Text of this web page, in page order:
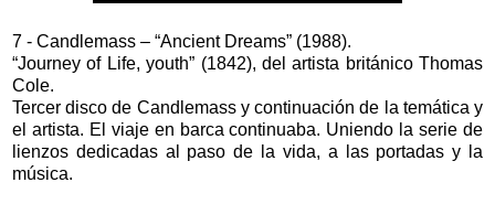
7 - Candlemass – “Ancient Dreams” (1988).
“Journey of Life, youth” (1842), del artista británico Thomas
Cole.
Tercer disco de Candlemass y continuación de la temática y
el artista. El viaje en barca continuaba. Uniendo la serie de
lienzos dedicadas al paso de la vida, a las portadas y la
música.